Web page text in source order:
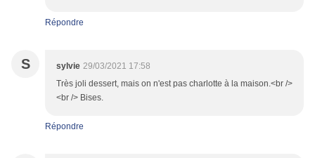
Répondre
S sylvie 29/03/2021 17:58
Très joli dessert, mais on n'est pas charlotte à la maison.<br />
<br /> Bises.
Répondre